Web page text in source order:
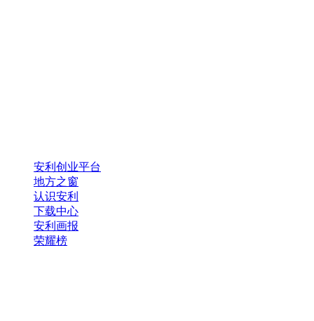
安利创业平台
地方之窗
认识安利
下载中心
安利画报
荣耀榜